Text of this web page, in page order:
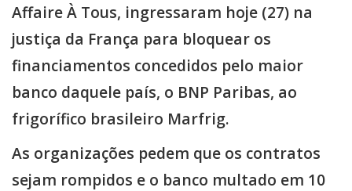
Affaire À Tous, ingressaram hoje (27) na
justiça da França para bloquear os
financiamentos concedidos pelo maior
banco daquele país, o BNP Paribas, ao
frigorífico brasileiro Marfrig.
As organizações pedem que os contratos
sejam rompidos e o banco multado em 10